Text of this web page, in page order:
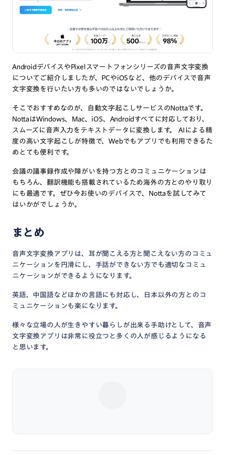
AndroidデバイスやPixelスマートフォンシリーズの音声文字変換
についてご紹介しましたが、PCやiOSなど、他のデバイスで音声
文字変換を行いたい方も多いのではないでしょうか。
そこでおすすめなのが、自動文字起こしサービスのNottaです。
NottaはWindows、Mac、iOS、Androidすべてに対応しており、
スムーズに音声入力をテキストデータに変換します。 AIによる精
度の高い文字起こしが特徴で、Webでもアプリでも利用できるた
めとても便利です。
会議の議事録作成や障がいを持つ方とのコミュニケーションは
もちろん、翻訳機能も搭載されているため海外の方とのやり取り
にも最適です。ぜひ今お使いのデバイスで、Nottaを試してみて
はいかがでしょうか。
まとめ
音声文字変換アプリは、耳が聞こえる方と聞こえない方のコミュ
ニケーションを円滑にし、手話ができない方でも適切なコミュ
ニケーションができるようになります。
英語、中国語などほかの言語にも対応し、日本以外の方とのコ
ミュニケーションも楽になります。
様々な立場の人が生きやすい暮らしが出来る手助けとして、音声
文字変換アプリは非常に役立つと多くの人が感じるようになる
と思います。